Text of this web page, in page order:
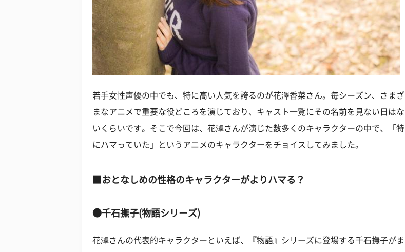
若手女性声優の中でも、特に高い人気を誇るのが花澤香菜さん。毎シーズン、さまざ
まなアニメで重要な役どころを演じており、キャスト一覧にその名前を見ない日はな
いくらいです。そこで今回は、花澤さんが演じた数多くのキャラクターの中で、「特
にハマっていた」というアニメのキャラクターをチョイスしてみました。
■おとなしめの性格のキャラクターがよりハマる？
●千石撫子(物語シリーズ)
花澤さんの代表的キャラクターといえば、『物語』シリーズに登場する千石撫子がま